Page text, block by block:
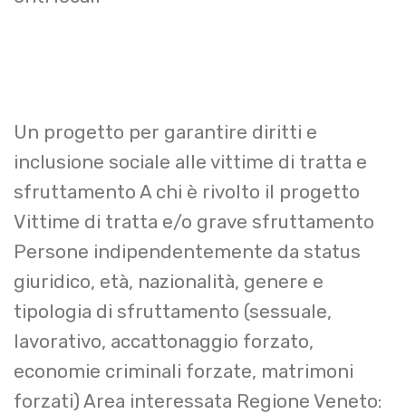
Un progetto per garantire diritti e
inclusione sociale alle vittime di tratta e
sfruttamento A chi è rivolto il progetto
Vittime di tratta e/o grave sfruttamento
Persone indipendentemente da status
giuridico, età, nazionalità, genere e
tipologia di sfruttamento (sessuale,
lavorativo, accattonaggio forzato,
economie criminali forzate, matrimoni
forzati) Area interessata Regione Veneto: